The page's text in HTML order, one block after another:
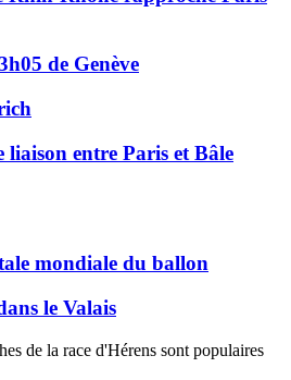
de Genève
entre Paris et Bâle
mondiale du ballon
le Valais
de la race d'Hérens sont populaires